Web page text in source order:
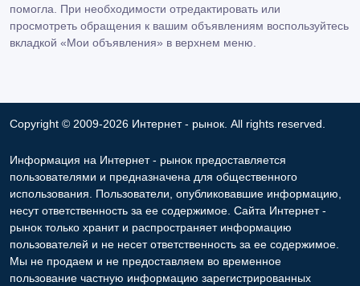
помогла. При необходимости отредактировать или
просмотреть обращения к вашим объявлениям воспользуйтесь
вкладкой «Мои объявления» в верхнем меню.
Copyright © 2009-2026 Интернет - рынок. All rights reserved.
Информация на Интернет - рынок предоставляется
пользователями и предназначена для общественного
использования. Пользователи, опубликовавшие информацию,
несут ответственность за ее содержимое. Сайта Интернет -
рынок только хранит и распространяет информацию
пользователей и не несет ответственность за ее содержимое.
Мы не продаем и не предоставляем во временное
пользование частную информацию зарегистрированных